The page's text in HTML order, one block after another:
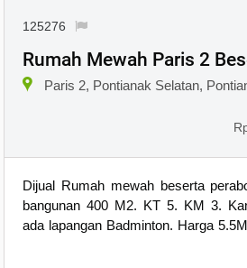
125276
Rumah Mewah Paris 2
Paris 2, Pontianak Selatan,
Dijual Rumah mewah beserta
bangunan 400 M2. KT 5. KM 3.
ada lapangan Badminton. Harga